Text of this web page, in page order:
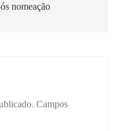
nomeação
Campos